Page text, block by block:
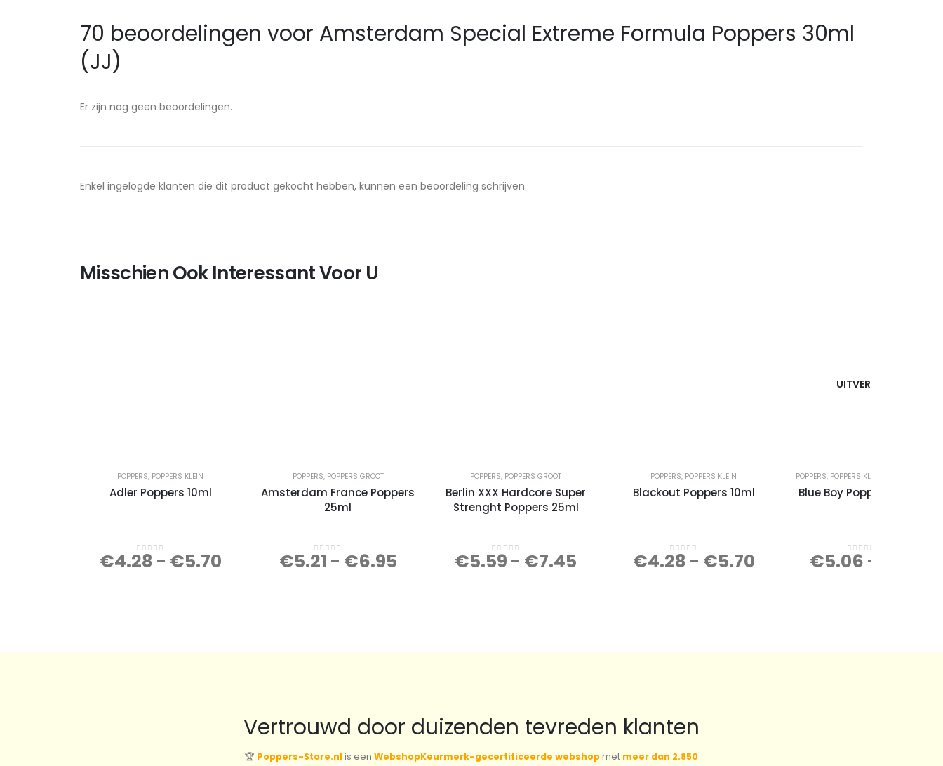
70 beoordelingen voor Amsterdam Special Extreme Formula Poppers 30ml
(JJ)
Er zijn nog geen beoordelingen.
Enkel ingelogde klanten die dit product gekocht hebben, kunnen een beoordeling schrijven.
Misschien Ook Interessant Voor U
POPPERS, POPPERS KLEIN
Adler Poppers 10ml
0out of 5
€4.28 - €5.70
POPPERS, POPPERS GROOT
Amsterdam France Poppers
25ml
0out of 5
€5.21 - €6.95
POPPERS, POPPERS GROOT
Berlin XXX Hardcore Super
Strenght Poppers 25ml
0 out of 5
€5.59 - €7.45
POPPERS, POPPERS KLEIN
Blackout Poppers 10ml
0out of 5
€4.28 - €5.70
UITVERKOCHT
POPPERS, POPPERS KLEIN
Blue Boy Poppers 15ml
0 out of 5
€5.06 -
Vertrouwd door duizenden tevreden klanten
🏆 Poppers-Store.nlis een WebshopKeurmerk-gecertificeerde webshopmet meer dan 2.850